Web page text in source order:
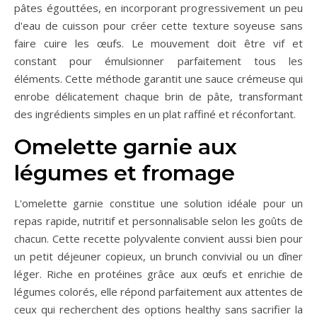
pâtes égouttées, en incorporant progressivement un peu
d'eau de cuisson pour créer cette texture soyeuse sans
faire cuire les œufs. Le mouvement doit être vif et
constant pour émulsionner parfaitement tous les
éléments. Cette méthode garantit une sauce crémeuse qui
enrobe délicatement chaque brin de pâte, transformant
des ingrédients simples en un plat raffiné et réconfortant.
Omelette garnie aux
légumes et fromage
L'omelette garnie constitue une solution idéale pour un
repas rapide, nutritif et personnalisable selon les goûts de
chacun. Cette recette polyvalente convient aussi bien pour
un petit déjeuner copieux, un brunch convivial ou un dîner
léger. Riche en protéines grâce aux œufs et enrichie de
légumes colorés, elle répond parfaitement aux attentes de
ceux qui recherchent des options healthy sans sacrifier la